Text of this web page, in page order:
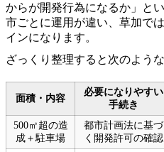
からが開発行為になるか」と
市ごとに運用が違い、草加で
インになります。
ざっくり整理すると次のよう
面積・内容
必要になりやすい
手続き
500㎡超の造
成＋駐車場
都市計画法に基づ
く開発許可の確認